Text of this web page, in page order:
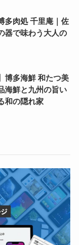
多肉処 千里庵｜佐
器で味わう大人の
博多海鮮 和たつ美
海鮮と九州の旨い
和の隠れ家